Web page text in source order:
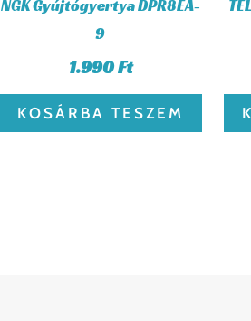
NGK Gyújtógyertya DPR8EA-
9
1.990Ft
KOSÁRBA TESZEM